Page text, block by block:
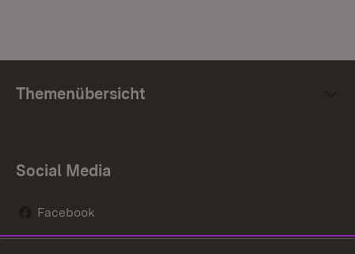
Themenübersicht
Social Media
Facebook